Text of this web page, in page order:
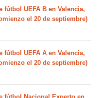
fútbol UEFA B en Valencia,
el 20 de septiembre)
fútbol UEFA A en Valencia,
el 20 de septiembre)